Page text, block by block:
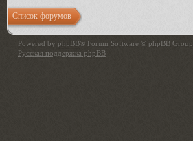
Список форумов
Powered by phpBB® Forum Software © phpBB Group
Русская поддержка phpBB